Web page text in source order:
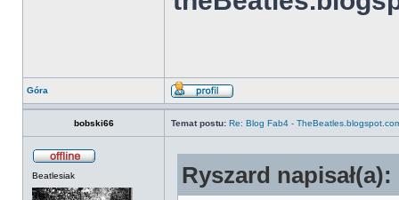
Góra
bobski66 Temat postu: Re: Blog Fab4 -
Beatlesiak Ryszard napisał(a):